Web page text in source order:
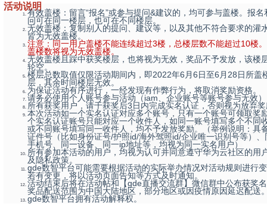
活动说明
有效盖楼：留言“报名”或参与提问&建议的，均可参与盖楼。报名
问可在同一楼层，也可在不同楼层。
无效盖楼：复制别人的提问、建议等，以及其他不符合要求的灌
皆为无效盖楼。
注意：同一用户盖楼不能连续超过3楼，总楼层数不能超过10楼
盖楼数将视为无效盖楼。
无效盖楼且踩中获奖楼层，也将视为无效，奖品不予发放，该楼
轮空。
楼层总数取值仅限活动期间内，即2022年6月6日至6月28日所盖
层，其余时间楼层无效。
为保证活动有序进行，一经发现有作弊行为，将取消奖励资格。
请务必使用个人账号参与活动（iam、企业账号等账号参与无效
所有获奖用户，请于获奖后3日内完成实名认证，否则视为放弃
本次活动如一个实名认证对应多个账号，只有一个账号可领取奖
个实名认证账号只能对应一个收件人，如同一账号填写多个不同
或不同账号填写同一收件人，均不予发放奖励。（举例说明：具
证件号（比如身份证号/护照id/海外驾照id/企业唯一识别号等）、
手机号、同一设备、同一ip地址等，均视为同一实名用户）
所有参加本活动的用户，均视为认可并同意遵守华为云社区的用
及隐私政策。
gde数智平台可能需要根据活动的实际举办情况对活动规则进行
若有变更，将以活动页面告知等方式及时通知。
活动结束后将在活动帖和【gde直播交流群】微信群中公布获奖
奖品配送范围为中国大陆地区，部分地区或因疫情原因延迟配送
gde数智平台拥有活动解释权。